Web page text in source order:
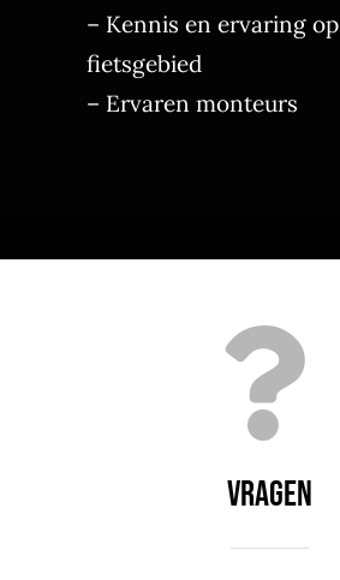
– Kennis en ervaring op
fietsgebied
– Ervaren monteurs
VRAGEN